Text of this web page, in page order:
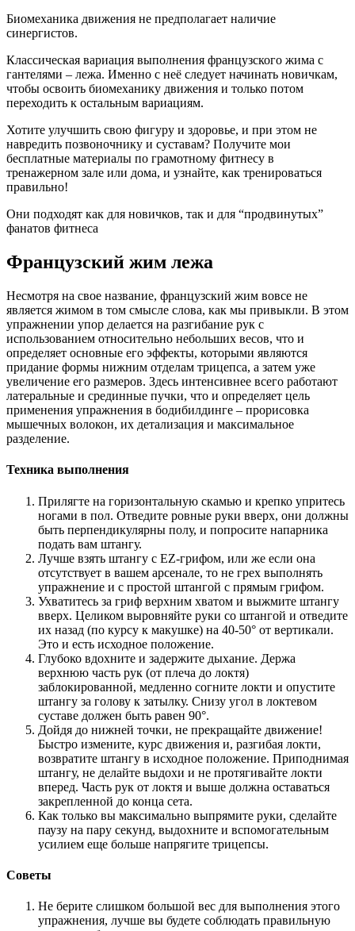
Биомеханика движения не предполагает наличие
синергистов.
Классическая вариация выполнения французского жима с
гантелями – лежа. Именно с неё следует начинать новичкам,
чтобы освоить биомеханику движения и только потом
переходить к остальным вариациям.
Хотите улучшить свою фигуру и здоровье, и при этом не
навредить позвоночнику и суставам? Получите мои
бесплатные материалы по грамотному фитнесу в
тренажерном зале или дома, и узнайте, как тренироваться
правильно!
Они подходят как для новичков, так и для “продвинутых”
фанатов фитнеса
Французский жим лежа
Несмотря на свое название, французский жим вовсе не
является жимом в том смысле слова, как мы привыкли. В этом
упражнении упор делается на разгибание рук с
использованием относительно небольших весов, что и
определяет основные его эффекты, которыми являются
придание формы нижним отделам трицепса, а затем уже
увеличение его размеров. Здесь интенсивнее всего работают
латеральные и срединные пучки, что и определяет цель
применения упражнения в бодибилдинге – прорисовка
мышечных волокон, их детализация и максимальное
разделение.
Техника выполнения
Прилягте на горизонтальную скамью и крепко упритесь
ногами в пол. Отведите ровные руки вверх, они должны
быть перпендикулярны полу, и попросите напарника
подать вам штангу.
Лучше взять штангу с EZ-грифом, или же если она
отсутствует в вашем арсенале, то не грех выполнять
упражнение и с простой штангой с прямым грифом.
Ухватитесь за гриф верхним хватом и выжмите штангу
вверх. Целиком выровняйте руки со штангой и отведите
их назад (по курсу к макушке) на 40-50° от вертикали.
Это и есть исходное положение.
Глубоко вдохните и задержите дыхание. Держа
верхнюю часть рук (от плеча до локтя)
заблокированной, медленно согните локти и опустите
штангу за голову к затылку. Снизу угол в локтевом
суставе должен быть равен 90°.
Дойдя до нижней точки, не прекращайте движение!
Быстро измените, курс движения и, разгибая локти,
возвратите штангу в исходное положение. Приподнимая
штангу, не делайте выдохи и не протягивайте локти
вперед. Часть рук от локтя и выше должна оставаться
закрепленной до конца сета.
Как только вы максимально выпрямите руки, сделайте
паузу на пару секунд, выдохните и вспомогательным
усилием еще больше напрягите трицепсы.
Советы
Не берите слишком большой вес для выполнения этого
упражнения, лучше вы будете соблюдать правильную